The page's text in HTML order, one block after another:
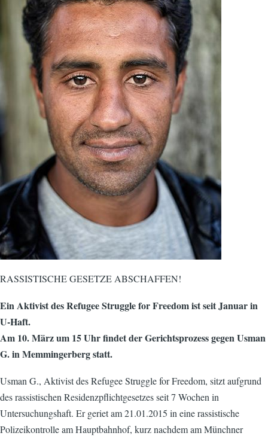
RASSISTISCHE GESETZE ABSCHAFFEN!
Ein Aktivist des Refugee Struggle for Freedom ist seit Januar in
U-Haft.
Am 10. März um 15 Uhr findet der Gerichtsprozess gegen Usman
G. in Memmingerberg statt.
Usman G., Aktivist des Refugee Struggle for Freedom, sitzt aufgrund
des rassistischen Residenzpflichtgesetzes seit 7 Wochen in
Untersuchungshaft. Er geriet am 21.01.2015 in eine rassistische
Polizeikontrolle am Hauptbahnhof, kurz nachdem am Münchner